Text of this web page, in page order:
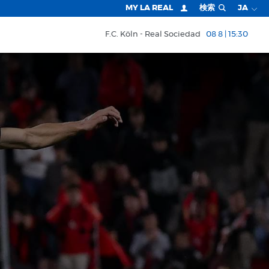
MY LA REAL 検索 JA
F.C. Köln Real Sociedad 08 8 | 15:30